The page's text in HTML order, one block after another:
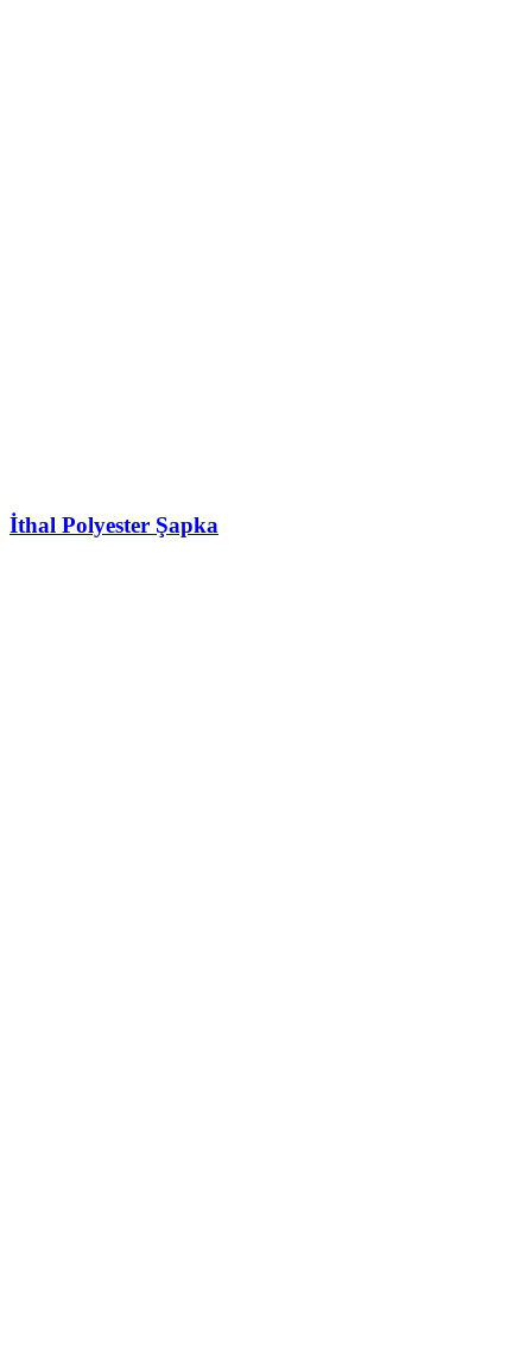
İthal Polyester Şapka